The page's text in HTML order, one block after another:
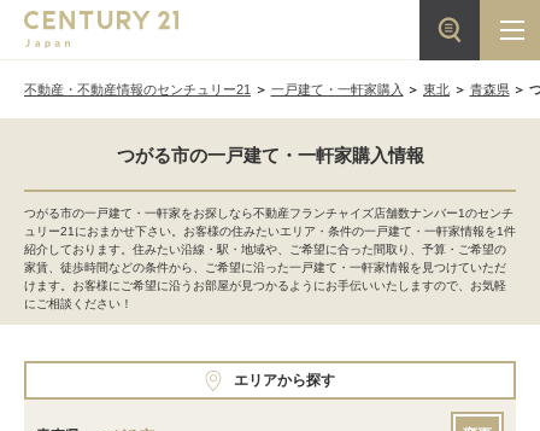
不動産・不動産情報のセンチュリー21 一戸建て・一軒家購入 東北 青森県
つがる市の一戸建て・一軒家購入情報
つがる市の一戸建て・一軒家をお探しなら不動産フランチャイズ店舗数ナンバー1のセンチ
ュリー21におまかせ下さい。お客様の住みたいエリア・条件の一戸建て・一軒家情報を1件
紹介しております。住みたい沿線・駅・地域や、ご希望に合った間取り、予算・ご希望の
家賃、徒歩時間などの条件から、ご希望に沿った一戸建て・一軒家情報を見つけていただ
けます。お客様にご希望に沿うお部屋が見つかるようにお手伝いいたしますので、お気軽
にご相談ください！
エリアから探す